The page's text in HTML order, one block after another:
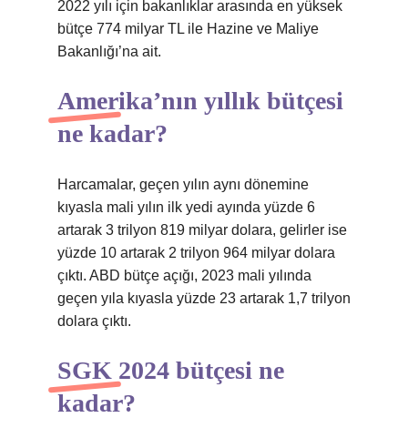
2022 yılı için bakanlıklar arasında en yüksek
bütçe 774 milyar TL ile Hazine ve Maliye
Bakanlığı’na ait.
Amerika’nın yıllık bütçesi
ne kadar?
Harcamalar, geçen yılın aynı dönemine
kıyasla mali yılın ilk yedi ayında yüzde 6
artarak 3 trilyon 819 milyar dolara, gelirler ise
yüzde 10 artarak 2 trilyon 964 milyar dolara
çıktı. ABD bütçe açığı, 2023 mali yılında
geçen yıla kıyasla yüzde 23 artarak 1,7 trilyon
dolara çıktı.
SGK 2024 bütçesi ne
kadar?